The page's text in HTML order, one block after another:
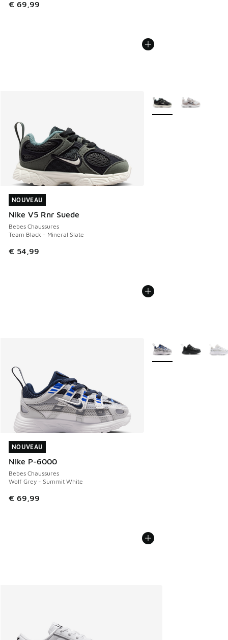
€ 69,99
NOUVEAU
Nike V5 Rnr Suede
Bebes Chaussures
Team Black - Mineral Slate
€ 54,99
NOUVEAU
Plus de couleurs
NOUVEAU
Nike P-6000
Bebes Chaussures
Wolf Grey - Summit White
€ 69,99
NOUVEAU
Plus de couleurs